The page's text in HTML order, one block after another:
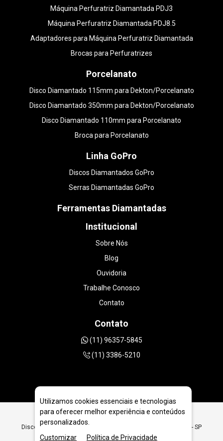
Máquina Perfuratriz Diamantada PDJ3
Máquina Perfuratriz Diamantada PDJ8.5
Adaptadores para Máquina Perfuratriz Diamantada
Brocas para Perfuratrizes
Porcelanato
Disco Diamantado 115mm para Dekton/Porcelanato
Disco Diamantado 350mm para Dekton/Porcelanato
Disco Diamantado 110mm para Porcelanato
Broca para Porcelanato
Linha GoPro
Discos Diamantados GoPro
Serras Diamantadas GoPro
Ferramentas Diamantadas
Institucional
Sobre Nós
Blog
Ouvidoria
Trabalhe Conosco
Contato
Contato
(11) 96357-5845
(11) 3386-5210
Disco Diamantado 300mm | 12 polegadas em Caraguatatuba - SP
Utilizamos cookies essenciais e tecnologias
para oferecer melhor experiência e conteúdos
personalizados.
Customizar
Política de Privacidade